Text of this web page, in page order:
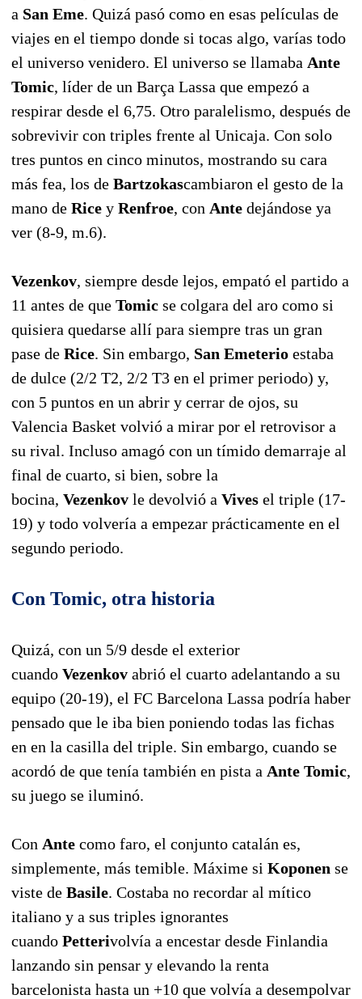
a San Eme. Quizá pasó como en esas películas de
viajes en el tiempo donde si tocas algo, varías todo
el universo venidero. El universo se llamaba Ante
Tomic, líder de un Barça Lassa que empezó a
respirar desde el 6,75. Otro paralelismo, después de
sobrevivir con triples frente al Unicaja. Con solo
tres puntos en cinco minutos, mostrando su cara
más fea, los de Bartzokascambiaron el gesto de la
mano de Rice y Renfroe, con Ante dejándose ya
ver (8-9, m.6).
Vezenkov, siempre desde lejos, empató el partido a
11 antes de que Tomic se colgara del aro como si
quisiera quedarse allí para siempre tras un gran
pase de Rice. Sin embargo, San Emeterio estaba
de dulce (2/2 T2, 2/2 T3 en el primer periodo) y,
con 5 puntos en un abrir y cerrar de ojos, su
Valencia Basket volvió a mirar por el retrovisor a
su rival. Incluso amagó con un tímido demarraje al
final de cuarto, si bien, sobre la
bocina, Vezenkov le devolvió a Vives el triple (17-
19) y todo volvería a empezar prácticamente en el
segundo periodo.
Con Tomic, otra historia
Quizá, con un 5/9 desde el exterior
cuando Vezenkov abrió el cuarto adelantando a su
equipo (20-19), el FC Barcelona Lassa podría haber
pensado que le iba bien poniendo todas las fichas
en en la casilla del triple. Sin embargo, cuando se
acordó de que tenía también en pista a Ante Tomic,
su juego se iluminó.
Con Ante como faro, el conjunto catalán es,
simplemente, más temible. Máxime si Koponen se
viste de Basile. Costaba no recordar al mítico
italiano y a sus triples ignorantes
cuando Petterivolvía a encestar desde Finlandia
lanzando sin pensar y elevando la renta
barcelonista hasta un +10 que volvía a desempolvar